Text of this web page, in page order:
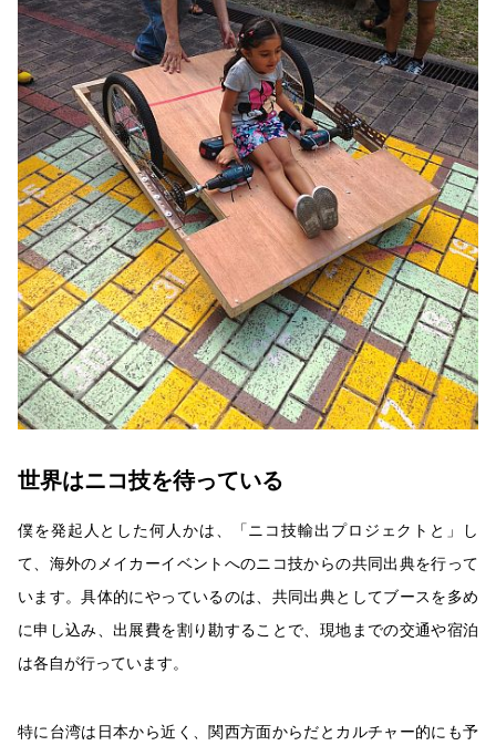
世界はニコ技を待っている
僕を発起人とした何人かは、「ニコ技輸出プロジェクトと」し
て、海外のメイカーイベントへのニコ技からの共同出典を行って
います。具体的にやっているのは、共同出典としてブースを多め
に申し込み、出展費を割り勘することで、現地までの交通や宿泊
は各自が行っています。
特に台湾は日本から近く、関西方面からだとカルチャー的にも予